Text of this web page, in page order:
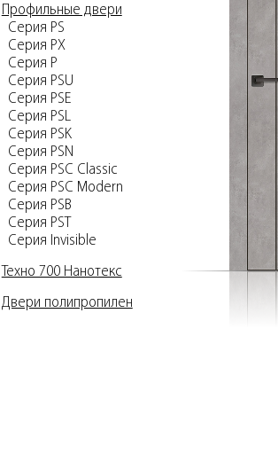
Профильные двери
Серия PS
Серия PX
Серия P
Серия PSU
Серия PSE
Серия PSL
Серия PSK
Серия PSN
Серия PSC Classic
Серия PSC Modern
Серия PSB
Серия PST
Серия Invisible
Техно 700 Нанотекс
Двери полипропилен